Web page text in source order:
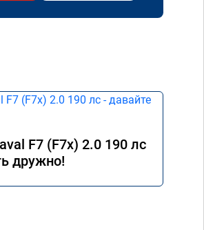
F7 (F7x) 2.0 190 лс
дружно!